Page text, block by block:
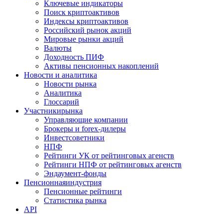
Ключевые индикаторы
Поиск криптоактивов
Индексы криптоактивов
Российский рынок акций
Мировые рынки акций
Валюты
Доходность ПИФ
Активы пенсионных накоплений
Новости и аналитика
Новости рынка
Аналитика
Глоссарий
Участникирынка
Управляющие компании
Брокеры и forex-дилеры
Инвестсоветники
НПФ
Рейтинги УК от рейтинговых агенств
Рейтинги НПФ от рейтинговых агенств
Эндаумент-фонды
Пенсионнаяиндустрия
Пенсионные рейтинги
Статистика рынка
API